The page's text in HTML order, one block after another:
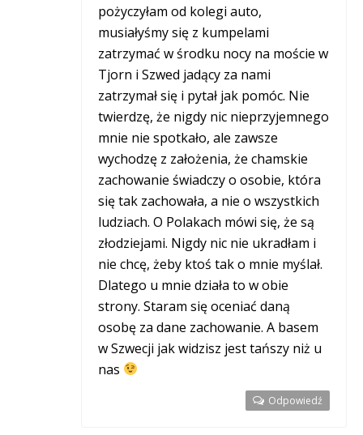
pożyczyłam od kolegi auto,
musiałyśmy się z kumpelami
zatrzymać w środku nocy na moście w
Tjorn i Szwed jadący za nami
zatrzymał się i pytał jak pomóc. Nie
twierdzę, że nigdy nic nieprzyjemnego
mnie nie spotkało, ale zawsze
wychodzę z założenia, że chamskie
zachowanie świadczy o osobie, która
się tak zachowała, a nie o wszystkich
ludziach. O Polakach mówi się, że są
złodziejami. Nigdy nic nie ukradłam i
nie chcę, żeby ktoś tak o mnie myślał.
Dlatego u mnie działa to w obie
strony. Staram się oceniać daną
osobę za dane zachowanie. A basem
w Szwecji jak widzisz jest tańszy niż u
nas
Odpowiedź